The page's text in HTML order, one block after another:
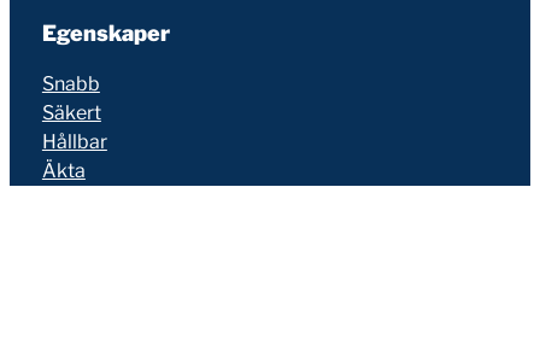
Egenskaper
Snabb
Säkert
Hållbar
Äkta